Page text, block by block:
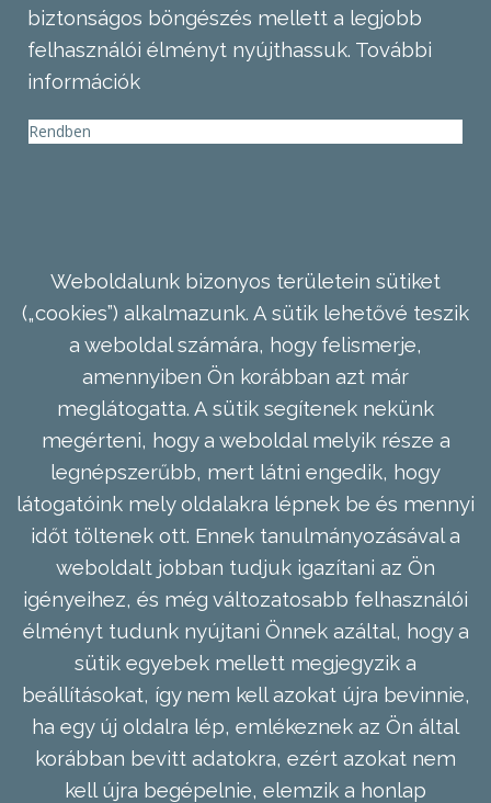
biztonságos böngészés mellett a legjobb
felhasználói élményt nyújthassuk. További
információk
Rendben
Weboldalunk bizonyos területein sütiket
(„cookies”) alkalmazunk. A sütik lehetővé teszik
a weboldal számára, hogy felismerje,
amennyiben Ön korábban azt már
meglátogatta. A sütik segítenek nekünk
megérteni, hogy a weboldal melyik része a
legnépszerűbb, mert látni engedik, hogy
látogatóink mely oldalakra lépnek be és mennyi
időt töltenek ott. Ennek tanulmányozásával a
weboldalt jobban tudjuk igazítani az Ön
igényeihez, és még változatosabb felhasználói
élményt tudunk nyújtani Önnek azáltal, hogy a
sütik egyebek mellett megjegyzik a
beállításokat, így nem kell azokat újra bevinnie,
ha egy új oldalra lép, emlékeznek az Ön által
korábban bevitt adatokra, ezért azokat nem
kell újra begépelnie, elemzik a honlap